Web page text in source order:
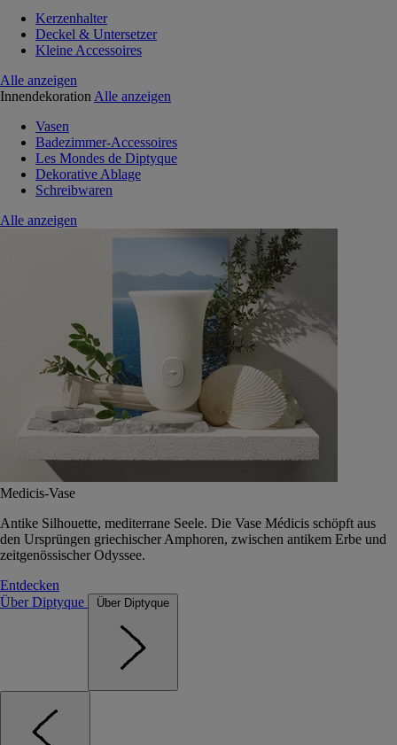
Kerzenhalter
Deckel & Untersetzer
Kleine Accessoires
Alle anzeigen
Innendekoration Alle anzeigen
Vasen
Badezimmer-Accessoires
Les Mondes de Diptyque
Dekorative Ablage
Schreibwaren
Alle anzeigen
Medicis-Vase
Antike Silhouette, mediterrane Seele. Die Vase Médicis schöpft aus
den Ursprüngen griechischer Amphoren, zwischen antikem Erbe und
zeitgenössischer Odyssee.
Entdecken
Über Diptyque
Über Diptyque